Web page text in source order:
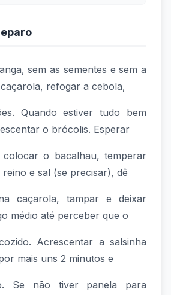
sem as sementes e sem a
refogar a cebola,
Quando estiver tudo bem
o brócolis. Esperar
o bacalhau, temperar
e sal (se precisar), dê
caçarola, tampar e deixar
médio até perceber que o
Acrescentar a salsinha
mais uns 2 minutos e
Se não tiver panela para